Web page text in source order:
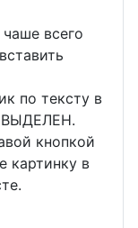
всего
по тексту в
кнопкой
картинку в